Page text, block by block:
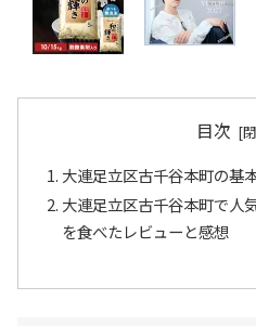
目次
大連足立区古千谷本町の基
大連足立区古千谷本町で人
を食べたレビューと感想